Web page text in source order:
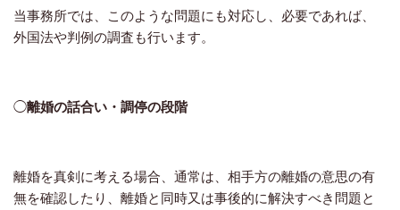
当事務所では、このような問題にも対応し、必要であれば、
外国法や判例の調査も行います。
◯離婚の話合い・調停の段階
離婚を真剣に考える場合、通常は、相手方の離婚の意思の有
無を確認したり、離婚と同時又は事後的に解決すべき問題と